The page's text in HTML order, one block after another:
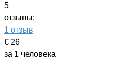
5
отзывы:
1 отзыв
€ 26
за 1 человека